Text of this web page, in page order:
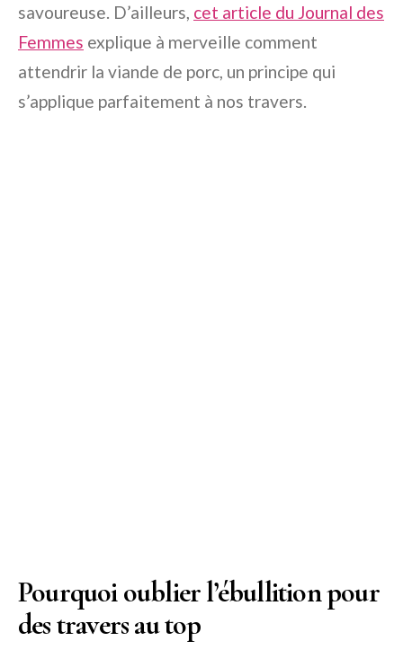
savoureuse. D’ailleurs, cet article du Journal des
Femmes explique à merveille comment
attendrir la viande de porc, un principe qui
s’applique parfaitement à nos travers.
Pourquoi oublier l’ébullition pour
des travers au top